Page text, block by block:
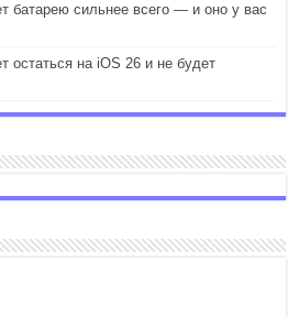
батарею сильнее всего — и оно у вас
остаться на iOS 26 и не будет